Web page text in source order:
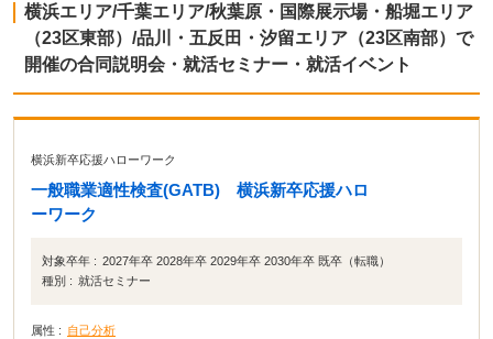
横浜エリア/千葉エリア/秋葉原・国際展示場・船堀エリア
（23区東部）/品川・五反田・汐留エリア（23区南部）で
開催の合同説明会・就活セミナー・就活イベント
横浜新卒応援ハローワーク
一般職業適性検査(GATB) 横浜新卒応援ハロ
ーワーク
対象卒年 : 2027年卒 2028年卒 2029年卒 2030年卒 既卒（転職）
種別 : 就活セミナー
属性 : 自己分析